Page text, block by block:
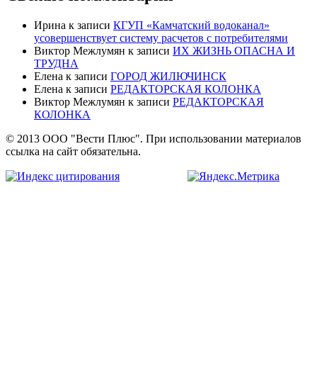
Ирина к записи КГУП «Камчатский водоканал»
усовершенствует систему расчетов с потребителями
Виктор Межлумян к записи ИХ ЖИЗНЬ ОПАСНА И
ТРУДНА
Елена к записи ГОРОД ЖИЛЮЧИНСК
Елена к записи РЕДАКТОРСКАЯ КОЛОНКА
Виктор Межлумян к записи РЕДАКТОРСКАЯ
КОЛОНКА
© 2013 ООО "Вести Плюс". При использовании материалов
ссылка на сайт обязательна.